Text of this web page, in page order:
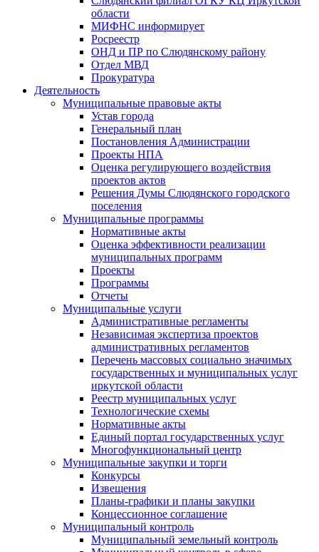
области
МИФНС информирует
Росреестр
ОНД и ПР по Слюдянскому району
Отдел МВД
Прокуратура
Деятельность
Муниципальные правовые акты
Устав города
Генеральный план
Постановления Администрации
Проекты НПА
Оценка регулирующего воздействия
проектов актов
Решения Думы Слюдянского городского
поселения
Муниципальные программы
Нормативные акты
Оценка эффективности реализации
муниципальных программ
Проекты
Программы
Отчеты
Муниципальные услуги
Административные регламенты
Независимая экспертиза проектов
административных регламентов
Перечень массовых социально значимых
государственных и муниципальных услуг
иркутской области
Реестр муниципальных услуг
Технологические схемы
Нормативные акты
Единый портал государственных услуг
Многофункциональный центр
Муниципальные закупки и торги
Конкурсы
Извещения
Планы-графики и планы закупки
Концессионное соглашение
Муниципальный контроль
Муниципальный земельный контроль